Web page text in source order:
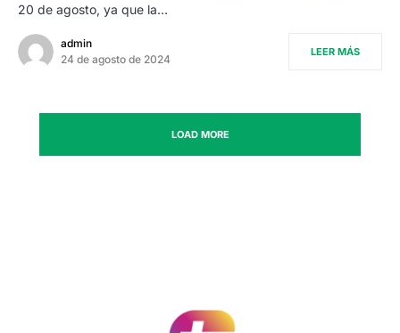
20 de agosto, ya que la…
admin
24 de agosto de 2024
LEER MÁS
LOAD MORE